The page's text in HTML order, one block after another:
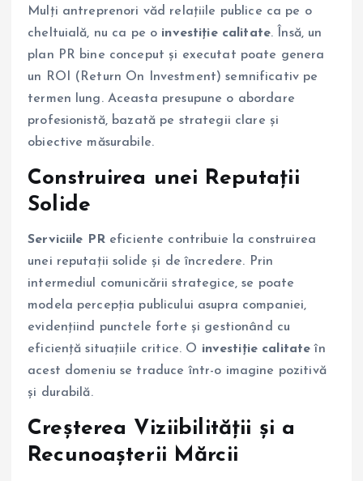
Mulți antreprenori văd relațiile publice ca pe o
cheltuială, nu ca pe o investiție calitate. Însă, un
plan PR bine conceput și executat poate genera
un ROI (Return On Investment) semnificativ pe
termen lung. Aceasta presupune o abordare
profesionistă, bazată pe strategii clare și
obiective măsurabile.
Construirea unei Reputații
Solide
Serviciile PReficiente contribuie la construirea
unei reputații solide și de încredere. Prin
intermediul comunicării strategice, se poate
modela percepția publicului asupra companiei,
evidențiind punctele forte și gestionând cu
eficiență situațiile critice. O investiție calitate în
acest domeniu se traduce într-o imagine pozitivă
și durabilă.
Creșterea Viziibilității și a
Recunoașterii Mărcii